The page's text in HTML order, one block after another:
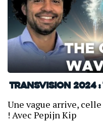
TransVision 2024
Une vague arrive,
! Avec Pepijn Kip